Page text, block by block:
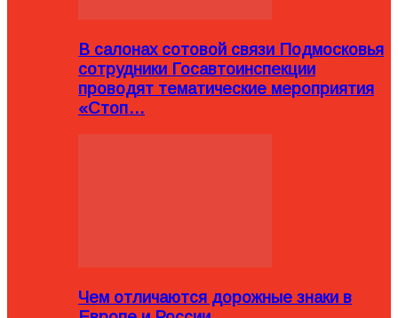
В салонах сотовой связи Подмосковья
сотрудники Госавтоинспекции
проводят тематические мероприятия
«Стоп…
Чем отличаются дорожные знаки в